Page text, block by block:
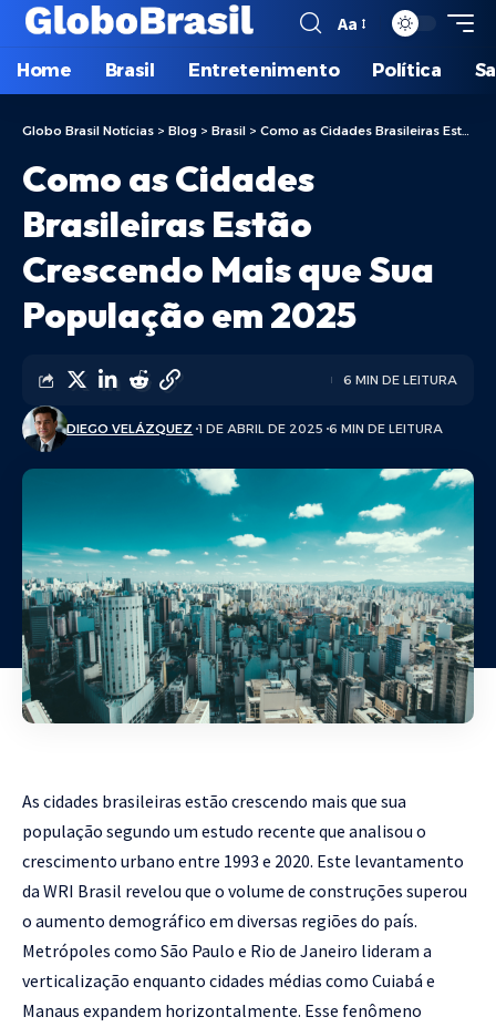
Aa
Home Brasil Entretenimento Política
Globo Brasil Notícias > Blog > Brasil > Como as Cidades Brasileiras Estão Crescendo Mais que Sua População em 2025
Como as Cidades
Brasileiras Estão
Crescendo Mais que Sua
População em 2025
DIEGO VELÁZQUEZ 1 DE ABRIL DE 2025 6 MIN DE LEITURA
6 MIN DE LEITURA
As cidades brasileiras estão crescendo mais que sua
população segundo um estudo recente que analisou o
crescimento urbano entre 1993 e 2020. Este levantamento
da WRI Brasil revelou que o volume de construções superou
o aumento demográfico em diversas regiões do país.
Metrópoles como São Paulo e Rio de Janeiro lideram a
verticalização enquanto cidades médias como Cuiabá e
Manaus expandem horizontalmente. Esse fenômeno